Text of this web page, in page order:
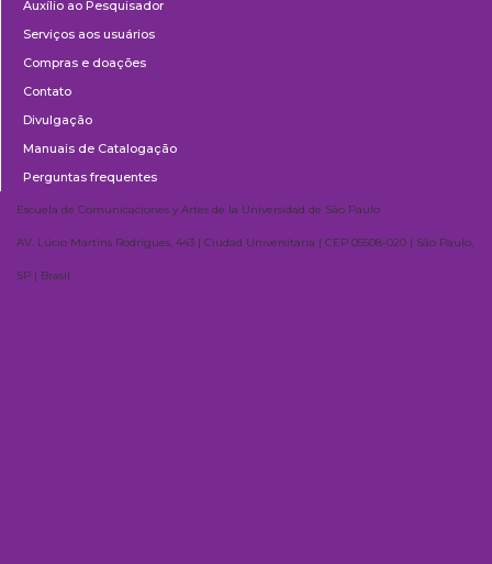
Auxílio ao Pesquisador
Serviços aos usuários
Compras e doações
Contato
Divulgação
Manuais de Catalogação
Perguntas frequentes
Escuela de Comunicaciones y Artes de la Universidad de São Paulo
AV. Lúcio Martins Rodrigues, 443 | Ciudad Universitaria | CEP 05508-020 | São Paulo,
SP | Brasil